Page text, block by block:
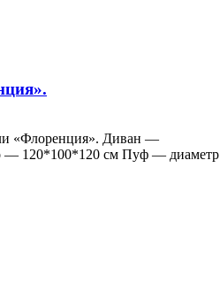
«Флоренция». Диван —
— 120*100*120 см Пуф —